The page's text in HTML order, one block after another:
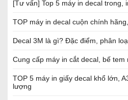
[Tư vấn] Top 5 máy in decal trong,
TOP máy in decal cuộn chính
Decal 3M là gì? Đặc điểm, phân
Cung cấp máy in cắt decal, bế
TOP 5 máy in giấy decal khổ lớn,
lượng